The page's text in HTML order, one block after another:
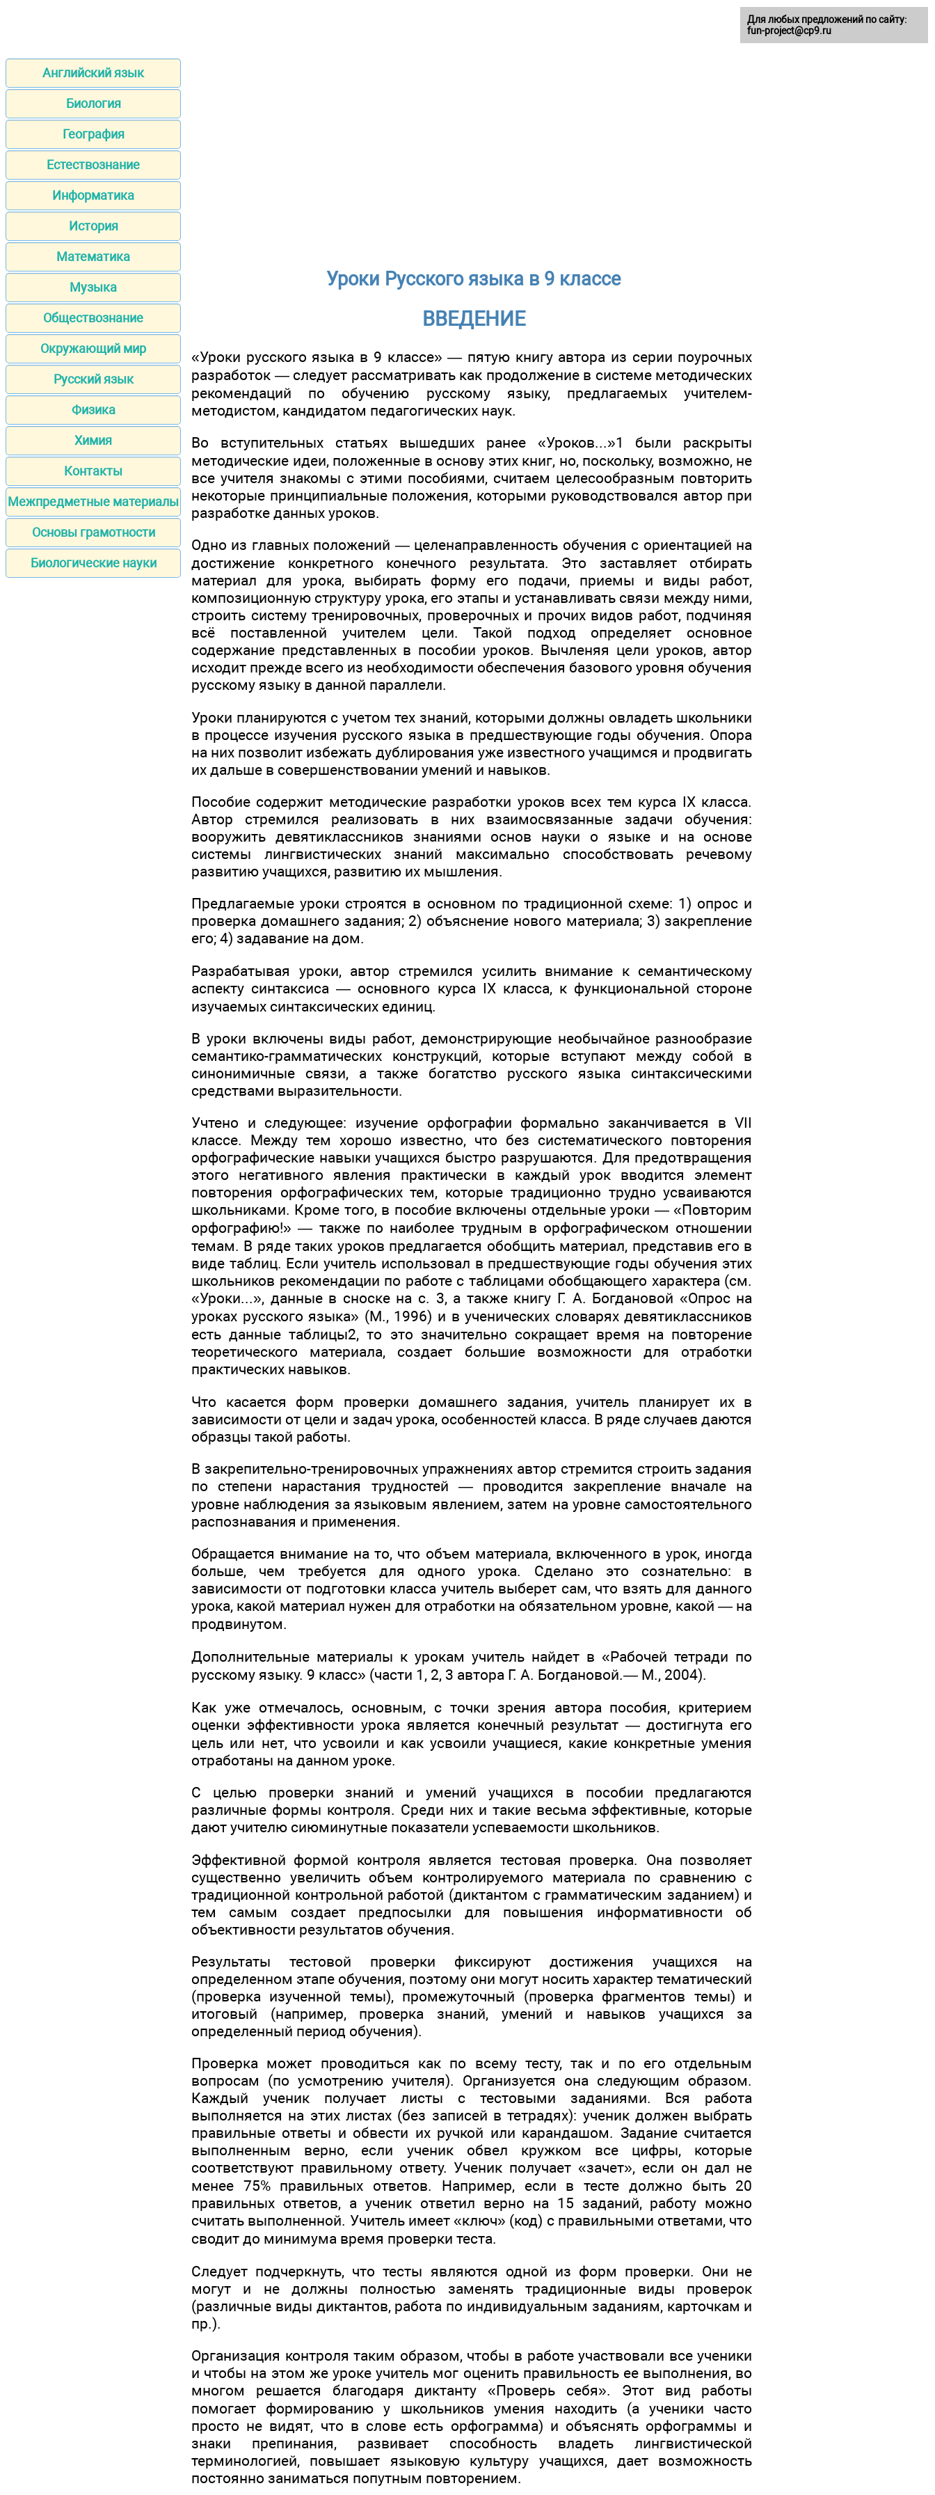
Английский язык
Биология
География
Естествознание
Информатика
История
Математика
Музыка
Обществознание
Окружающий мир
Русский язык
Физика
Химия
Контакты
Межпредметные материалы
Основы грамотности
Биологические науки
Уроки Русского языка в 9 классе
ВВЕДЕНИЕ
«Уроки русского языка в 9 классе» — пятую книгу автора из серии поурочных
разработок — следует рассматривать как продолжение в системе методических
рекомендаций по обучению русскому языку, предлагаемых учителем-
методистом, кандидатом педагогических наук.
Во вступительных статьях вышедших ранее «Уроков...»1 были раскрыты
методические идеи, положенные в основу этих книг, но, поскольку, возможно, не
все учителя знакомы с этими пособиями, считаем целесообразным повторить
некоторые принципиальные положения, которыми руководствовался автор при
разработке данных уроков.
Одно из главных положений — целенаправленность обучения с ориентацией на
достижение конкретного конечного результата. Это заставляет отбирать
материал для урока, выбирать форму его подачи, приемы и виды работ,
композиционную структуру урока, его этапы и устанавливать связи между ними,
строить систему тренировочных, проверочных и прочих видов работ, подчиняя
всё поставленной учителем цели. Такой подход определяет основное
содержание представленных в пособии уроков. Вычленяя цели уроков, автор
исходит прежде всего из необходимости обеспечения базового уровня обучения
русскому языку в данной параллели.
Уроки планируются с учетом тех знаний, которыми должны овладеть школьники
в процессе изучения русского языка в предшествующие годы обучения. Опора
на них позволит избежать дублирования уже известного учащимся и продвигать
их дальше в совершенствовании умений и навыков.
Пособие содержит методические разработки уроков всех тем курса IX класса.
Автор стремился реализовать в них взаимосвязанные задачи обучения:
вооружить девятиклассников знаниями основ науки о языке и на основе
системы лингвистических знаний максимально способствовать речевому
развитию учащихся, развитию их мышления.
Предлагаемые уроки строятся в основном по традиционной схеме: 1) опрос и
проверка домашнего задания; 2) объяснение нового материала; 3) закрепление
его; 4) задавание на дом.
Разрабатывая уроки, автор стремился усилить внимание к семантическому
аспекту синтаксиса — основного курса IX класса, к функциональной стороне
изучаемых синтаксических единиц.
В уроки включены виды работ, демонстрирующие необычайное разнообразие
семантико-грамматических конструкций, которые вступают между собой в
синонимичные связи, а также богатство русского языка синтаксическими
средствами выразительности.
Учтено и следующее: изучение орфографии формально заканчивается в VII
классе. Между тем хорошо известно, что без систематического повторения
орфографические навыки учащихся быстро разрушаются. Для предотвращения
этого негативного явления практически в каждый урок вводится элемент
повторения орфографических тем, которые традиционно трудно усваиваются
школьниками. Кроме того, в пособие включены отдельные уроки — «Повторим
орфографию!» — также по наиболее трудным в орфографическом отношении
темам. В ряде таких уроков предлагается обобщить материал, представив его в
виде таблиц. Если учитель использовал в предшествующие годы обучения этих
школьников рекомендации по работе с таблицами обобщающего характера (см.
«Уроки...», данные в сноске на с. 3, а также книгу Г. А. Богдановой «Опрос на
уроках русского языка» (М., 1996) и в ученических словарях девятиклассников
есть данные таблицы2, то это значительно сокращает время на повторение
теоретического материала, создает большие возможности для отработки
практических навыков.
Что касается форм проверки домашнего задания, учитель планирует их в
зависимости от цели и задач урока, особенностей класса. В ряде случаев даются
образцы такой работы.
В закрепительно-тренировочных упражнениях автор стремится строить задания
по степени нарастания трудностей — проводится закрепление вначале на
уровне наблюдения за языковым явлением, затем на уровне самостоятельного
распознавания и применения.
Обращается внимание на то, что объем материала, включенного в урок, иногда
больше, чем требуется для одного урока. Сделано это сознательно: в
зависимости от подготовки класса учитель выберет сам, что взять для данного
урока, какой материал нужен для отработки на обязательном уровне, какой — на
продвинутом.
Дополнительные материалы к урокам учитель найдет в «Рабочей тетради по
русскому языку. 9 класс» (части 1, 2, 3 автора Г. А. Богдановой.— М., 2004).
Как уже отмечалось, основным, с точки зрения автора пособия, критерием
оценки эффективности урока является конечный результат — достигнута его
цель или нет, что усвоили и как усвоили учащиеся, какие конкретные умения
отработаны на данном уроке.
С целью проверки знаний и умений учащихся в пособии предлагаются
различные формы контроля. Среди них и такие весьма эффективные, которые
дают учителю сиюминутные показатели успеваемости школьников.
Эффективной формой контроля является тестовая проверка. Она позволяет
существенно увеличить объем контролируемого материала по сравнению с
традиционной контрольной работой (диктантом с грамматическим заданием) и
тем самым создает предпосылки для повышения информативности об
объективности результатов обучения.
Результаты тестовой проверки фиксируют достижения учащихся на
определенном этапе обучения, поэтому они могут носить характер тематический
(проверка изученной темы), промежуточный (проверка фрагментов темы) и
итоговый (например, проверка знаний, умений и навыков учащихся за
определенный период обучения).
Проверка может проводиться как по всему тесту, так и по его отдельным
вопросам (по усмотрению учителя). Организуется она следующим образом.
Каждый ученик получает листы с тестовыми заданиями. Вся работа
выполняется на этих листах (без записей в тетрадях): ученик должен выбрать
правильные ответы и обвести их ручкой или карандашом. Задание считается
выполненным верно, если ученик обвел кружком все цифры, которые
соответствуют правильному ответу. Ученик получает «зачет», если он дал не
менее 75% правильных ответов. Например, если в тесте должно быть 20
правильных ответов, а ученик ответил верно на 15 заданий, работу можно
считать выполненной. Учитель имеет «ключ» (код) с правильными ответами, что
сводит до минимума время проверки теста.
Следует подчеркнуть, что тесты являются одной из форм проверки. Они не
могут и не должны полностью заменять традиционные виды проверок
(различные виды диктантов, работа по индивидуальным заданиям, карточкам и
пр.).
Организация контроля таким образом, чтобы в работе участвовали все ученики
и чтобы на этом же уроке учитель мог оценить правильность ее выполнения, во
многом решается благодаря диктанту «Проверь себя». Этот вид работы
помогает формированию у школьников умения находить (а ученики часто
просто не видят, что в слове есть орфограмма) и объяснять орфограммы и
знаки препинания, развивает способность владеть лингвистической
терминологией, повышает языковую культуру учащихся, дает возможность
постоянно заниматься попутным повторением.
Для любых предложений по сайту:
fun-project@cp9.ru